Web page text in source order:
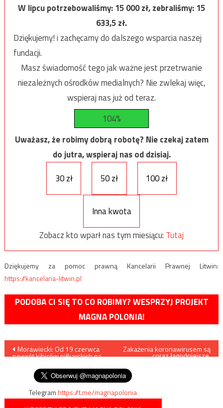
W lipcu potrzebowaliśmy:15 000zł, zebraliśmy:15
633,5zł.
Dziękujemy! i zachęcamy do dalszego wsparcia naszej
fundacji.
Masz świadomość tego jak ważne jest przetrwanie
niezależnych ośrodków medialnych? Nie zwlekaj więc,
wspieraj nas już od teraz.
104%
Uważasz, że robimy dobrą robotę? Nie czekaj zatem
do jutra, wspieraj nas od dzisiaj.
30 zł
50 zł 100 zł
Inna kwota
Zobacz kto wparł nas tym miesiącu: Tutaj
Dziękujemy za pomoc prawną Kancelarii Prawnej Litwin:
https://kancelaria-litwin.pl
PODOBA CI SIĘ TO CO ROBIMY? WESPRZYJ PROJEKT
MAGNA POLONIA!
Nawigacja
wpisu
Morawiecki: Od 19 czerwca
powrót kibiców piłkarskich na
Zakażenia koronawirusem są
coraz łagodniejsze,
Telegramhttps://t.me/magnapolonia